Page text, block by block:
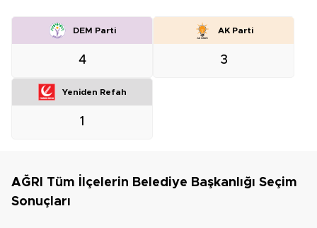
DEM Parti
4
AK Parti
3
Yeniden Refah
1
AĞRI Tüm İlçelerin Belediye Başkanlığı Seçim
Sonuçları